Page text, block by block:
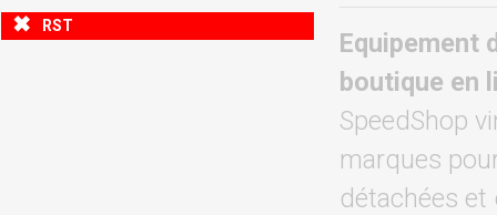
RST
Equipement
boutique en
SpeedShop
marques
détachées et